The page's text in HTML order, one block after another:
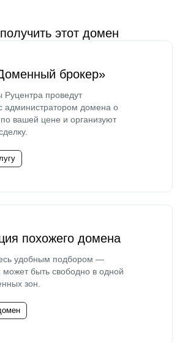
этот домен
брокер»
Руцентра проведут
администратором домена о
вашей цене и организуют
похожего домена
удобным подбором —
быть свободно в одной
зон.